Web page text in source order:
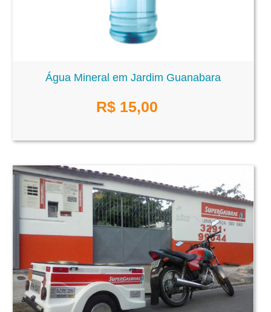
Água Mineral em Jardim Guanabara
R$ 15,00